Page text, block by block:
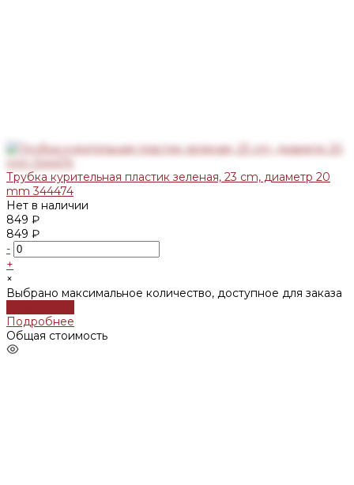
Трубка курительная пластик зеленая, 23 cm, диаметр 20
mm 344474
Нет в наличии
849 ₽
849 ₽
-
+
×
Выбрано максимальное количество, доступное для заказа
Подробнее
Общая стоимость